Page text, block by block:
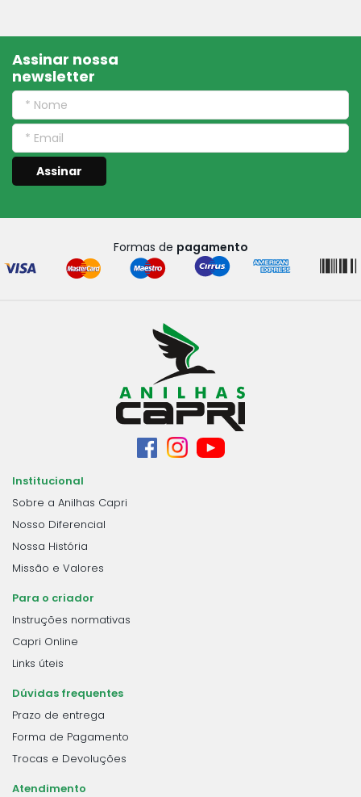
Assinar nossa
newsletter
Assinar
Formas de pagamento
Institucional
Sobre a Anilhas Capri
Nosso Diferencial
Nossa História
Missão e Valores
Para o criador
Instruções normativas
Capri Online
Links úteis
Dúvidas frequentes
Prazo de entrega
Forma de Pagamento
Trocas e Devoluções
Atendimento